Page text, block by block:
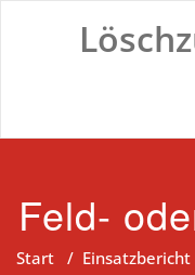
Feld-
Start / Einsatzbericht